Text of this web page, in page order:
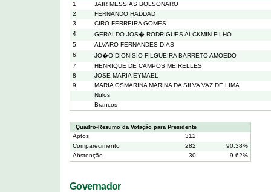
1
JAIR MESSIAS BOLSONARO
2
FERNANDO HADDAD
3
CIRO FERREIRA GOMES
4
GERALDO JOS� RODRIGUES ALCKMIN FILHO
5
ALVARO FERNANDES DIAS
6
JO�O DIONISIO FILGUEIRA BARRETO AMOEDO
7
HENRIQUE DE CAMPOS MEIRELLES
8
JOSE MARIA EYMAEL
9
MARIA OSMARINA MARINA DA SILVA VAZ DE LIMA
Nulos
Brancos
Quadro-Resumo da Votação para Presidente
Aptos
312
Comparecimento
282
90.38%
Abstenção
30 9.62%
Governador